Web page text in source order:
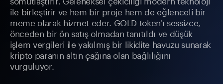
ile birleştirir ve hem bir proje hem de eğlenceli bir
meme olarak hizmet eder. GOLD token'ı sessizce,
önceden bir ön satış olmadan tanıtıldı ve düşük
işlem vergileri ile yakılmış bir likidite havuzu sunarak
kripto paranın altın çağına olan bağlılığını
vurguluyor.